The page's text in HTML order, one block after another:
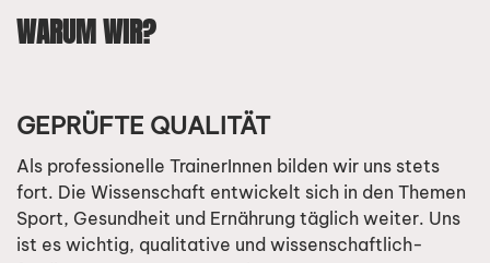
WARUM WIR?
GEPRÜFTE QUALITÄT
Als professionelle TrainerInnen bilden wir uns stets
fort. Die Wissenschaft entwickelt sich in den Themen
Sport, Gesundheit und Ernährung täglich weiter. Uns
ist es wichtig, qualitative und wissenschaftlich-